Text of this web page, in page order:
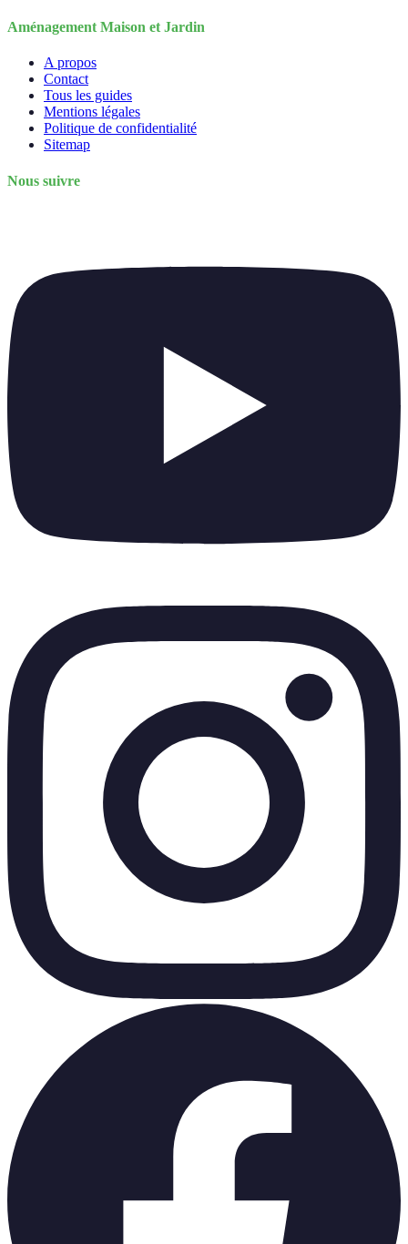
Aménagement Maison et Jardin
A propos
Contact
Tous les guides
Mentions légales
Politique de confidentialité
Sitemap
Nous suivre